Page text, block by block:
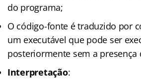
do programa;
O código-fonte é traduzido por
um executável que pode ser
posteriormente sem a presença
Interpretação: